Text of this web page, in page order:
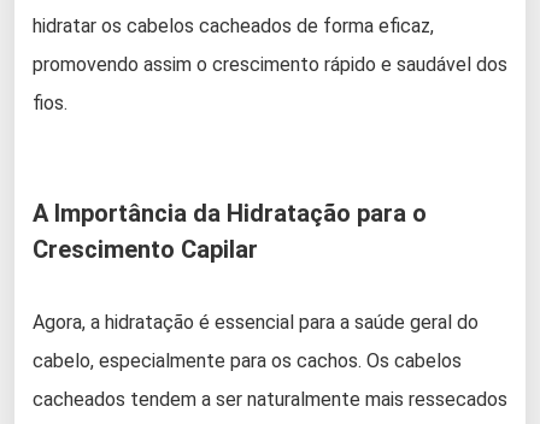
hidratar os cabelos cacheados de forma eficaz,
promovendo assim o crescimento rápido e saudável dos
fios.
A Importância da Hidratação para o
Crescimento Capilar
Agora, a hidratação é essencial para a saúde geral do
cabelo, especialmente para os cachos. Os cabelos
cacheados tendem a ser naturalmente mais ressecados